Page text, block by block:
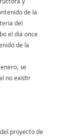
y
de la
del
el día once
de la
se
no existir
proyecto de